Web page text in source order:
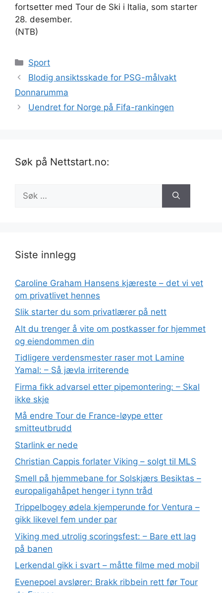
fortsetter med Tour de Ski i Italia, som starter
28. desember.
(NTB)
Kategorier
Sport
Blodig ansiktsskade for PSG-målvakt
Donnarumma
Uendret for Norge på Fifa-rankingen
Søk på Nettstart.no:
etter:
Siste innlegg
Caroline Graham Hansens kjæreste – det vi vet
om privatlivet hennes
Slik starter du som privatlærer på nett
Alt du trenger å vite om postkasser for hjemmet
og eiendommen din
Tidligere verdensmester raser mot Lamine
Yamal: – Så jævla irriterende
Firma fikk advarsel etter pipemontering: – Skal
ikke skje
Må endre Tour de France-løype etter
smitteutbrudd
Starlink er nede
Christian Cappis forlater Viking – solgt til MLS
Smell på hjemmebane for Solskjærs Besiktas –
europaligahåpet henger i tynn tråd
Trippelbogey ødela kjemperunde for Ventura –
gikk likevel fem under par
Viking med utrolig scoringsfest: – Bare ett lag
på banen
Lerkendal gikk i svart – måtte filme med mobil
Evenepoel avslører: Brakk ribbein rett før Tour